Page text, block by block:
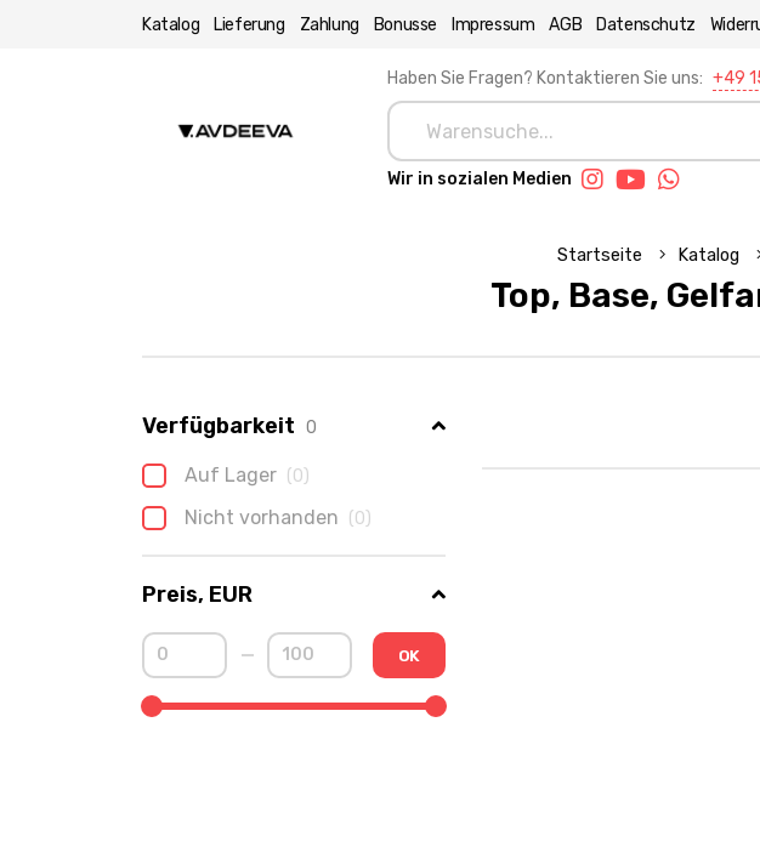
Katalog Lieferung Zahlung Bonusse Impressum AGB Datenschutz
Haben Sie Fragen? Kontaktieren Sie uns: +49
Wir in sozialen Medien
Startseite Katalog
Top, Base,
Verfügbarkeit 0
Auf Lager (0)
Nicht vorhanden (0)
Preis, EUR
OK